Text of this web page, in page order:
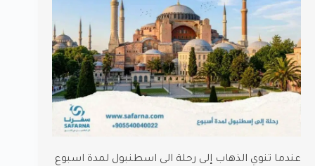
عندما تنوي الذهاب إلى رحلة الى اسطنبول لمدة اسبوع